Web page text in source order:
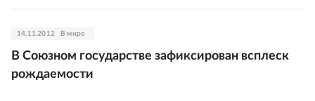
14.11.2012 В мире
В Союзном государстве зафиксирован всплеск
рождаемости